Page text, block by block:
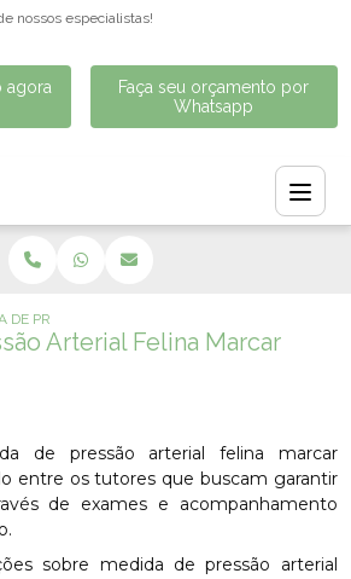
nossos especialistas!
agora
Faça seu orçamento por
Whatsapp
DE PRESSÃO ARTERIAL FELINA MARCAR
Arterial Felina Marcar
de pressão arterial felina marcar
entre os tutores que buscam garantir
de exames e acompanhamento
sobre medida de pressão arterial